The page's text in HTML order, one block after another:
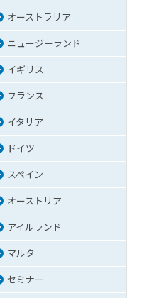
オーストラリア
ニュージーランド
イギリス
フランス
イタリア
ドイツ
スペイン
オーストリア
アイルランド
マルタ
セミナー